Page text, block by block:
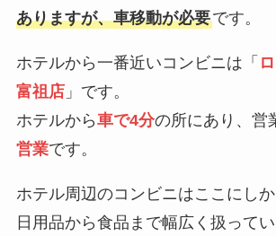
ありますが、車移動が必要です。
ホテルから一番近いコンビニは「
富祖店」です。
ホテルから車で4分の所にあり、営
営業です。
ホテル周辺のコンビニはここにしか
日用品から食品まで幅広く扱ってい